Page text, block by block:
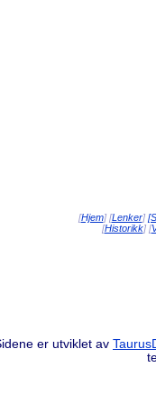
[Hjem] [Lenker]
[Historikk] [
er utviklet av